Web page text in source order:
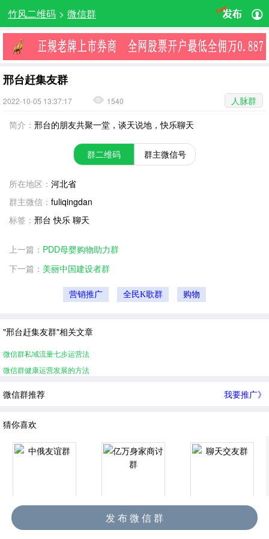
竹风二维码 > 微信群
邢台赶集友群
2022-10-05 13:37:17 1540
人脉群
简介： 邢台的朋友共聚一堂，谈天说地，快乐聊天
群二维码 群主微信号
所在地区： 河北省
群主微信： fuliqingdan
标签： 邢台 快乐 聊天
上一篇： PDD母婴购物助力群
下一篇： 美丽中国建设者群
营销推广 全民K歌群 购物
"邢台赶集友群"相关文章
微信群私域流量七步运营法
微信群健康运营发展的方法
微信群推荐 我要推广》
猜你喜欢
亿万身家商讨群
发 布 微 信 群